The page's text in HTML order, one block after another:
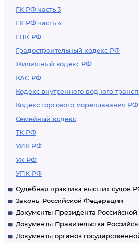
ГК РФ часть 3
ГК РФ часть 4
ГПК РФ
Градостроительный кодекс РФ
Жилищный кодекс РФ
КАС РФ
Кодекс внутреннего водного
Кодекс торгового мореплавания РФ
Семейный кодекс
ТК РФ
УИК РФ
УК РФ
УПК РФ
Судебная практика высших судов
Законы Российской Федерации
Документы Президента
Документы Правительства
Документы органов